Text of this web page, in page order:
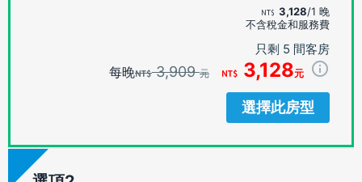
3,128/1 晚
不含稅金和服務費
只剩 5 間客房
每晚 3,909元 3,128元
選擇此房型